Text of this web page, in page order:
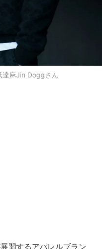
達麻Jin Doggさん
開するアパレルブラン